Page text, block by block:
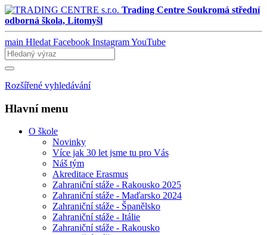
Trading Centre Soukromá střední
odborná škola, Litomyšl
main Hledat Facebook InstagramYouTube
Rozšířené vyhledávání
Hlavní menu
O škole
Novinky
Více jak 30 let jsme tu pro Vás
Náš tým
Akreditace Erasmus
Zahraniční stáže - Rakousko 2025
Zahraniční stáže - Maďarsko 2024
Zahraniční stáže - Španělsko
Zahraniční stáže - Itálie
Zahraniční stáže - Rakousko